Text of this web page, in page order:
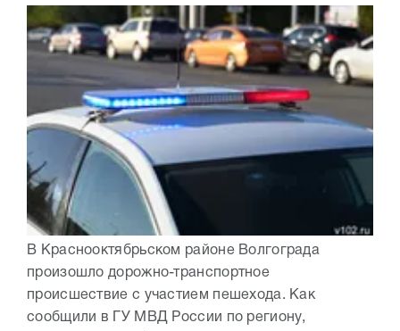
В Краснооктябрьском районе Волгограда
произошло дорожно-транспортное
происшествие с участием пешехода. Как
сообщили в ГУ МВД России по региону,